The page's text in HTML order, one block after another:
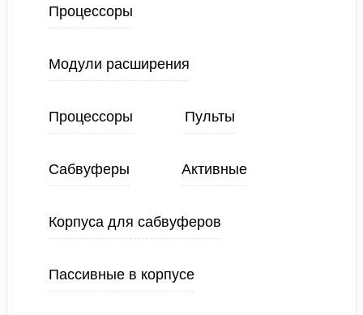
Процессоры
Модули расширения
Процессоры Пульты
Сабвуферы Активные
Корпуса для сабвуферов
Пассивные в корпусе